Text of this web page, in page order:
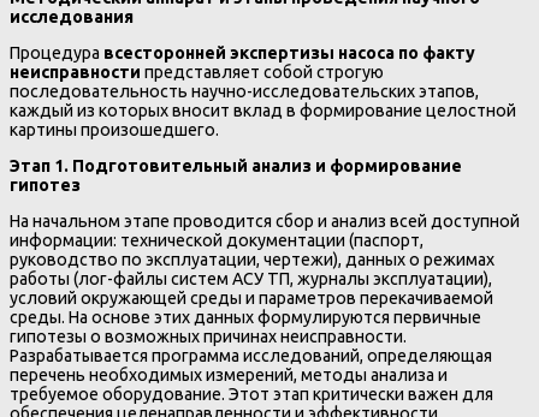
исследования
Процедура всесторонней экспертизы насоса по факту
неисправности представляет собой строгую
последовательность научно-исследовательских этапов,
каждый из которых вносит вклад в формирование целостной
картины произошедшего.
Этап 1. Подготовительный анализ и формирование
гипотез
На начальном этапе проводится сбор и анализ всей доступной
информации: технической документации (паспорт,
руководство по эксплуатации, чертежи), данных о режимах
работы (лог-файлы систем АСУ ТП, журналы эксплуатации),
условий окружающей среды и параметров перекачиваемой
среды. На основе этих данных формулируются первичные
гипотезы о возможных причинах неисправности.
Разрабатывается программа исследований, определяющая
перечень необходимых измерений, методы анализа и
требуемое оборудование. Этот этап критически важен для